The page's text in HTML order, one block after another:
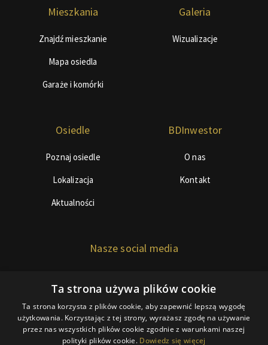
Mieszkania
Znajdź mieszkanie
Mapa osiedla
Garaże i komórki
Galeria
Wizualizacje
Osiedle
Poznaj osiedle
Lokalizacja
Aktualności
BDInwestor
O nas
Kontakt
Nasze social media
© Copyright 2018 BDInwestor
Ta strona używa plików cookie
Ta strona korzysta z plików cookie, aby zapewnić lepszą wygodę
użytkowania. Korzystając z tej strony, wyrażasz zgodę na używanie
przez nas wszystkich plików cookie zgodnie z warunkami naszej
polityki plików cookie. Dowiedz się więcej